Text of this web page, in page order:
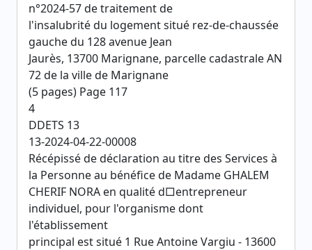
n°2024-57 de traitement de
l'insalubrité du logement situé rez-de-chaussée
gauche du 128 avenue Jean
Jaurès, 13700 Marignane, parcelle cadastrale AN
72 de la ville de Marignane
(5 pages) Page 117
4
DDETS 13
13-2024-04-22-00008
Récépissé de déclaration au titre des Services à
la Personne au bénéfice de Madame GHALEM
CHERIF NORA en qualité d□entrepreneur
individuel, pour l'organisme dont
l'établissement
principal est situé 1 Rue Antoine Vargiu - 13600